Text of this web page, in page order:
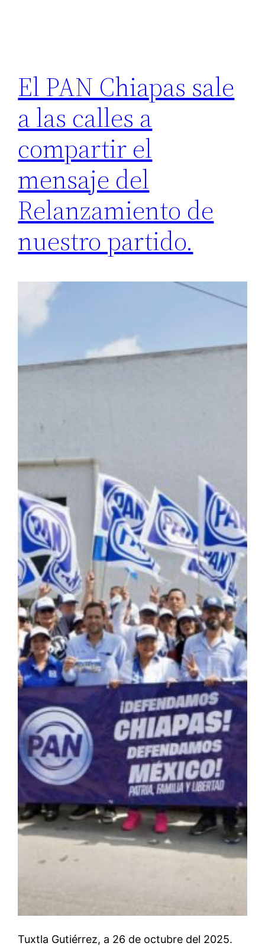
El PAN Chiapas sale
a las calles a
compartir el
mensaje del
Relanzamiento de
nuestro partido.
Tuxtla Gutiérrez, a 26 de octubre del 2025.